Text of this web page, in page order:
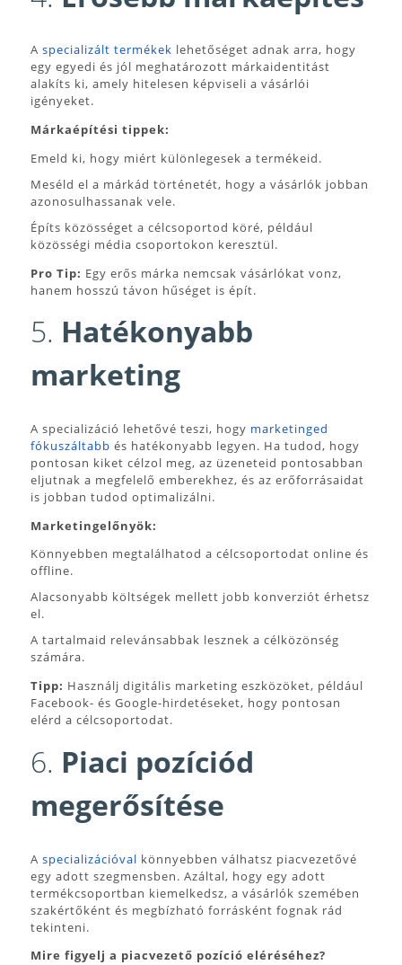
A specializált termékek lehetőséget adnak arra, hogy
egy egyedi és jól meghatározott márkaidentitást
alakíts ki, amely hitelesen képviseli a vásárlói
igényeket.
Márkaépítési tippek:
Emeld ki, hogy miért különlegesek a termékeid.
Meséld el a márkád történetét, hogy a vásárlók jobban
azonosulhassanak vele.
Építs közösséget a célcsoportod köré, például
közösségi média csoportokon keresztül.
Pro Tip: Egy erős márka nemcsak vásárlókat vonz,
hanem hosszú távon hűséget is épít.
5. Hatékonyabb
marketing
A specializáció lehetővé teszi, hogy marketinged
fókuszáltabb és hatékonyabb legyen. Ha tudod, hogy
pontosan kiket célzol meg, az üzeneteid pontosabban
eljutnak a megfelelő emberekhez, és az erőforrásaidat
is jobban tudod optimalizálni.
Marketingelőnyök:
Könnyebben megtalálhatod a célcsoportodat online és
offline.
Alacsonyabb költségek mellett jobb konverziót érhetsz
el.
A tartalmaid relevánsabbak lesznek a célközönség
számára.
Tipp: Használj digitális marketing eszközöket, például
Facebook- és Google-hirdetéseket, hogy pontosan
elérd a célcsoportodat.
6. Piaci pozíciód
megerősítése
A specializációval könnyebben válhatsz piacvezetővé
egy adott szegmensben. Azáltal, hogy egy adott
termékcsoportban kiemelkedsz, a vásárlók szemében
szakértőként és megbízható forrásként fognak rád
tekinteni.
Mire figyelj a piacvezető pozíció eléréséhez?